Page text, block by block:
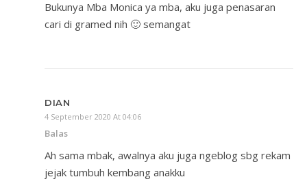
Bukunya Mba Monica ya mba, aku juga penasaran
cari di gramed nih 🙂 semangat
DIAN
4 September 2020 At 04:06
Balas
Ah sama mbak, awalnya aku juga ngeblog sbg rekam
jejak tumbuh kembang anakku